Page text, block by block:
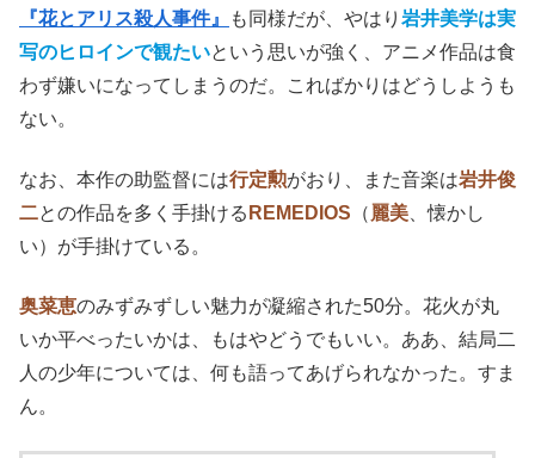
『花とアリス殺人事件』 も同様だが、やはり 岩井美学は実
写のヒロインで観たいという思いが強く、アニメ作品は食
わず嫌いになってしまうのだ。こればかりはどうしようも
ない。
なお、本作の助監督には行定勲がおり、また音楽は岩井俊
二との作品を多く手掛ける REMEDIOS （ 麗美 、懐かし
い）が手掛けている。
奥菜恵のみずみずしい魅力が凝縮された50分。花火が丸
いか平べったいかは、もはやどうでもいい。ああ、結局二
人の少年については、何も語ってあげられなかった。すま
ん。